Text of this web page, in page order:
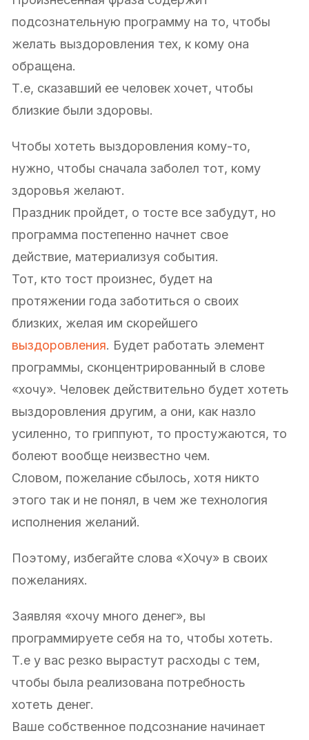
подсознательную программу на то, чтобы
желать выздоровления тех, к кому она
обращена.
Т.е, сказавший ее человек хочет, чтобы
близкие были здоровы.
Чтобы хотеть выздоровления кому-то,
нужно, чтобы сначала заболел тот, кому
здоровья желают.
Праздник пройдет, о тосте все забудут, но
программа постепенно начнет свое
действие, материализуя события.
Тот, кто тост произнес, будет на
протяжении года заботиться о своих
близких, желая им скорейшего
выздоровления. Будет работать элемент
программы, сконцентрированный в слове
«хочу». Человек действительно будет хотеть
выздоровления другим, а они, как назло
усиленно, то гриппуют, то простужаются, то
болеют вообще неизвестно чем.
Словом, пожелание сбылось, хотя никто
этого так и не понял, в чем же технология
исполнения желаний.
Поэтому, избегайте слова «Хочу» в своих
пожеланиях.
Заявляя «хочу много денег», вы
программируете себя на то, чтобы хотеть.
Т.е у вас резко вырастут расходы с тем,
чтобы была реализована потребность
хотеть денег.
Ваше собственное подсознание начинает